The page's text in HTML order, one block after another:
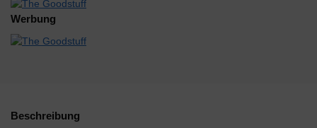
Werbung
Beschreibung